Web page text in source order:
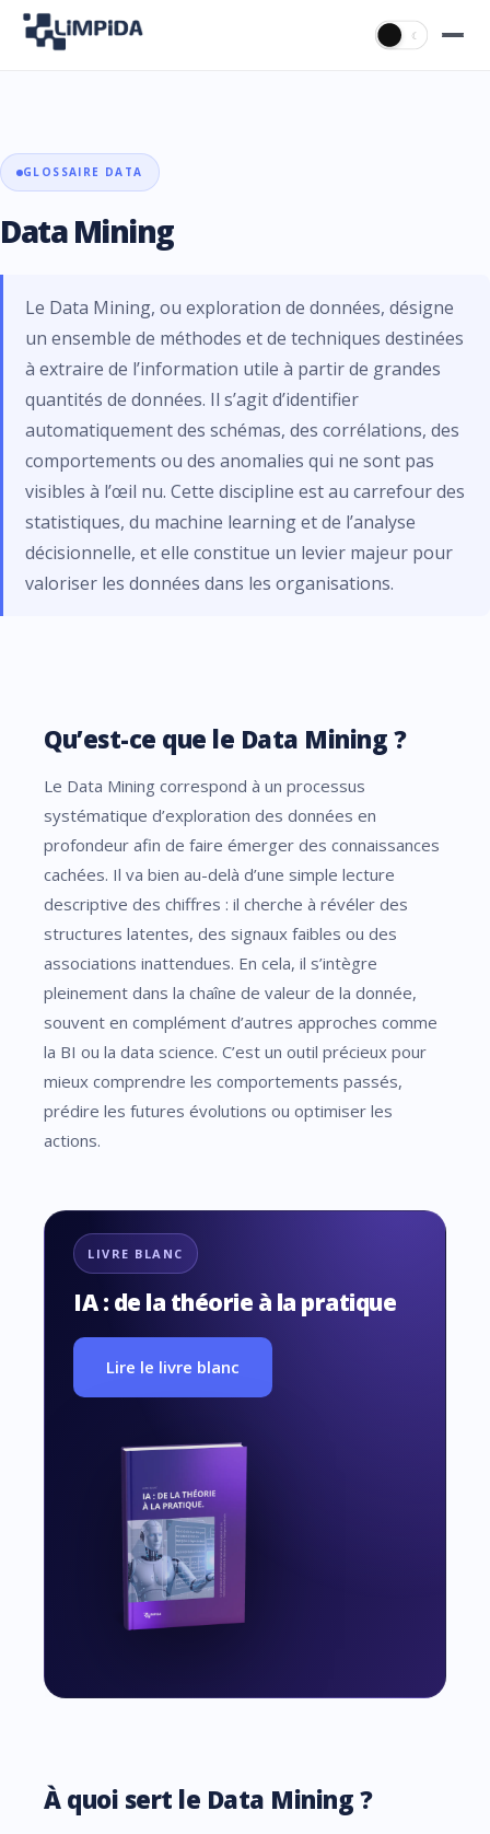
☾
GLOSSAIRE DATA
Data Mining
Le Data Mining, ou exploration de données, désigne
un ensemble de méthodes et de techniques destinées
à extraire de l’information utile à partir de grandes
quantités de données. Il s’agit d’identifier
automatiquement des schémas, des corrélations, des
comportements ou des anomalies qui ne sont pas
visibles à l’œil nu. Cette discipline est au carrefour des
statistiques, du machine learning et de l’analyse
décisionnelle, et elle constitue un levier majeur pour
valoriser les données dans les organisations.
Qu’est-ce que le Data Mining ?
Le Data Mining correspond à un processus
systématique d’exploration des données en
profondeur afin de faire émerger des connaissances
cachées. Il va bien au-delà d’une simple lecture
descriptive des chiffres : il cherche à révéler des
structures latentes, des signaux faibles ou des
associations inattendues. En cela, il s’intègre
pleinement dans la chaîne de valeur de la donnée,
souvent en complément d’autres approches comme
la BI ou la data science. C’est un outil précieux pour
mieux comprendre les comportements passés,
prédire les futures évolutions ou optimiser les
actions.
LIVRE BLANC
IA : de la théorie à la pratique
Lire le livre blanc
À quoi sert le Data Mining ?